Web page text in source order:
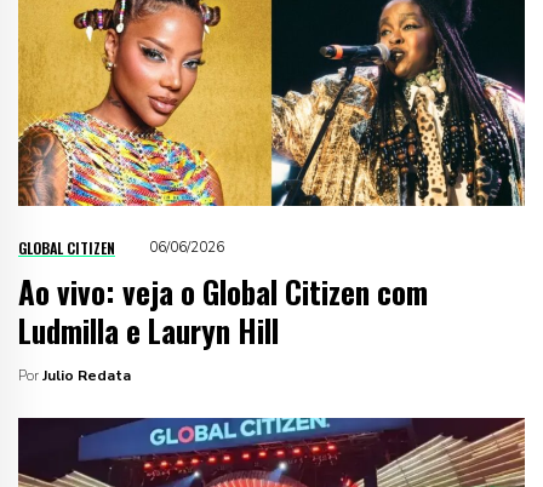
GLOBAL CITIZEN 06/06/2026
Ao vivo: veja o Global Citizen com
Ludmilla e Lauryn Hill
PorJulio Redata